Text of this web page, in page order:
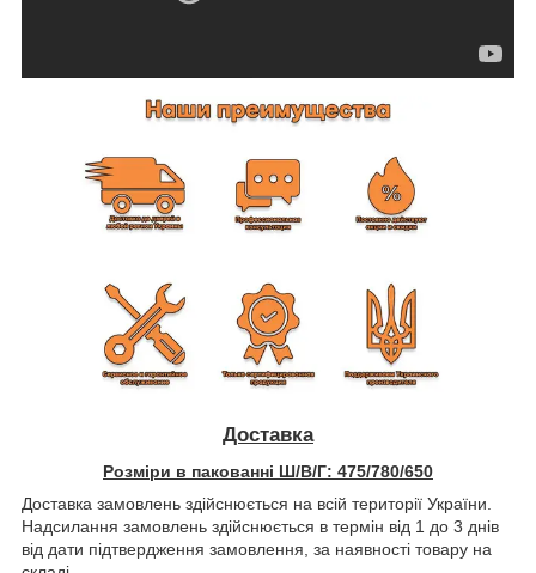
Доставка
Розміри в пакованні Ш/В/Г: 475/780/650
Доставка замовлень здійснюється на всій території України.
Надсилання замовлень здійснюється в термін від 1 до 3 днів
від дати підтвердження замовлення, за наявності товару на